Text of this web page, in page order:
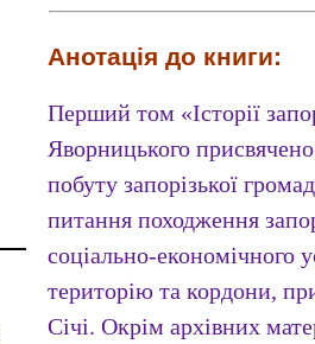
Анотація до книги:
Перший том «Історії
Яворницького
побуту запорізької
питання походження
соціально-економічного
територію та кордони,
Січі. Окрім архівних